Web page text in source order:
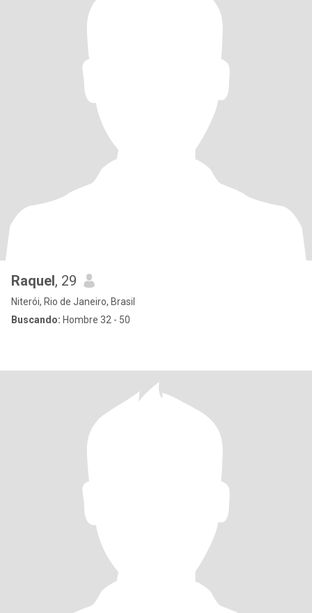
Raquel, 29
Niterói, Rio de Janeiro, Brasil
Buscando: Hombre 32 - 50